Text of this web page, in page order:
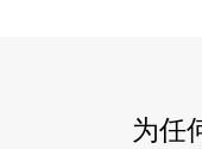
为任